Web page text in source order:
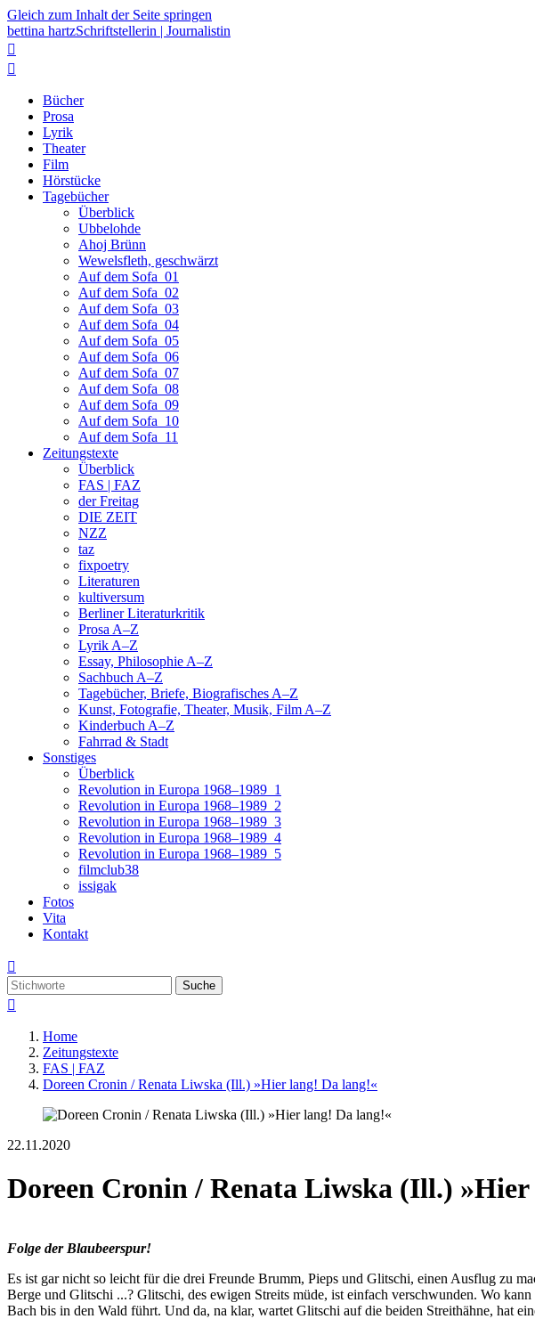
Gleich zum Inhalt der Seite springen
bettina hartzSchriftstellerin | Journalistin


Bücher
Prosa
Lyrik
Theater
Film
Hörstücke
Tagebücher
Überblick
Ubbelohde
Ahoj Brünn
Wewelsfleth, geschwärzt
Auf dem Sofa_01
Auf dem Sofa_02
Auf dem Sofa_03
Auf dem Sofa_04
Auf dem Sofa_05
Auf dem Sofa_06
Auf dem Sofa_07
Auf dem Sofa_08
Auf dem Sofa_09
Auf dem Sofa_10
Auf dem Sofa_11
Zeitungstexte
Überblick
FAS | FAZ
der Freitag
DIE ZEIT
NZZ
taz
fixpoetry
Literaturen
kultiversum
Berliner Literaturkritik
Prosa A–Z
Lyrik A–Z
Essay, Philosophie A–Z
Sachbuch A–Z
Tagebücher, Briefe, Biografisches A–Z
Kunst, Fotografie, Theater, Musik, Film A–Z
Kinderbuch A–Z
Fahrrad & Stadt
Sonstiges
Überblick
Revolution in Europa 1968–1989_1
Revolution in Europa 1968–1989_2
Revolution in Europa 1968–1989_3
Revolution in Europa 1968–1989_4
Revolution in Europa 1968–1989_5
filmclub38
issigak
Fotos
Vita
Kontakt

Suche

Home
Zeitungstexte
FAS | FAZ
Doreen Cronin / Renata Liwska (Ill.) »Hier lang! Da lang!«
22.11.2020
Doreen Cronin / Renata Liwska (Ill.)
Folge der Blaubeerspur!
Es ist gar nicht so leicht für die drei Freunde Brumm, Pieps und Glitschi, einen Ausflug zu
Berge und Glitschi ...? Glitschi, des ewigen Streits müde, ist einfach verschwunden. Wo
Bach bis in den Wald führt. Und da, na klar, wartet Glitschi auf die beiden Streithähne, hat